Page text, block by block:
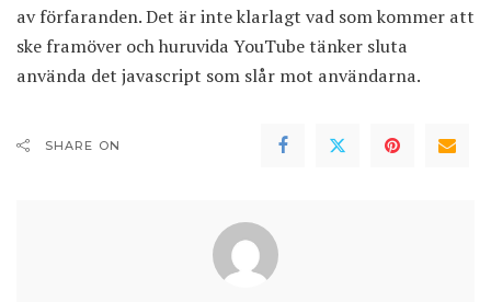
av förfaranden. Det är inte klarlagt vad som kommer att
ske framöver och huruvida YouTube tänker sluta
använda det javascript som slår mot användarna.
SHARE ON